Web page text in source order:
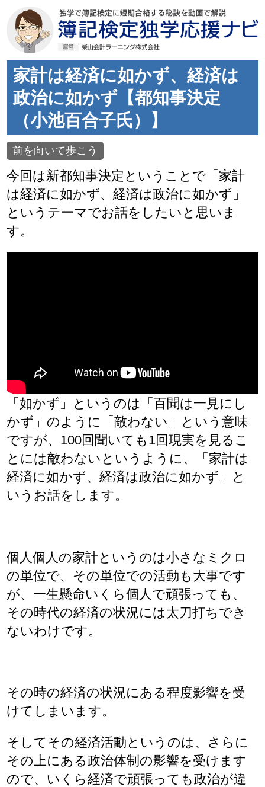
家計は経済に如かず、経済は
政治に如かず【都知事決定
（小池百合子氏）】
前を向いて歩こう
今回は新都知事決定ということで「家計
は経済に如かず、経済は政治に如かず」
というテーマでお話をしたいと思いま
す。
「如かず」というのは「百聞は一見にし
かず」のように「敵わない」という意味
ですが、100回聞いても1回現実を見るこ
とには敵わないというように、「家計は
経済に如かず、経済は政治に如かず」と
いうお話をします。
個人個人の家計というのは小さなミクロ
の単位で、その単位での活動も大事です
が、一生懸命いくら個人で頑張っても、
その時代の経済の状況には太刀打ちでき
ないわけです。
その時の経済の状況にある程度影響を受
けてしまいます。
そしてその経済活動というのは、さらに
その上にある政治体制の影響を受けます
ので、いくら経済で頑張っても政治が違